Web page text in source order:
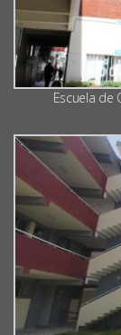
Escuela de